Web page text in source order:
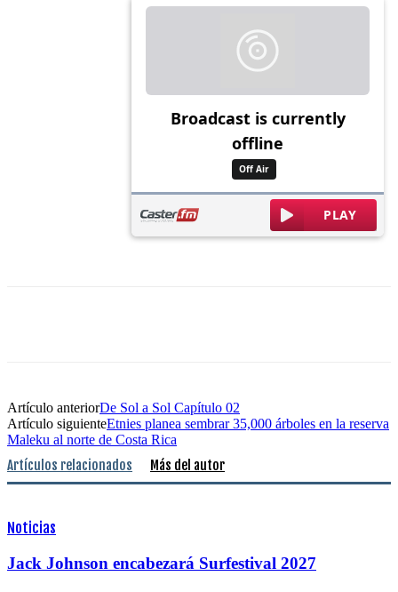
Artículo anteriorDe Sol a Sol Capítulo 02
Artículo siguienteEtnies planea sembrar 35,000 árboles en la reserva
Maleku al norte de Costa Rica
Artículos relacionados Más del autor
Noticias
Jack Johnson encabezará Surfestival 2027